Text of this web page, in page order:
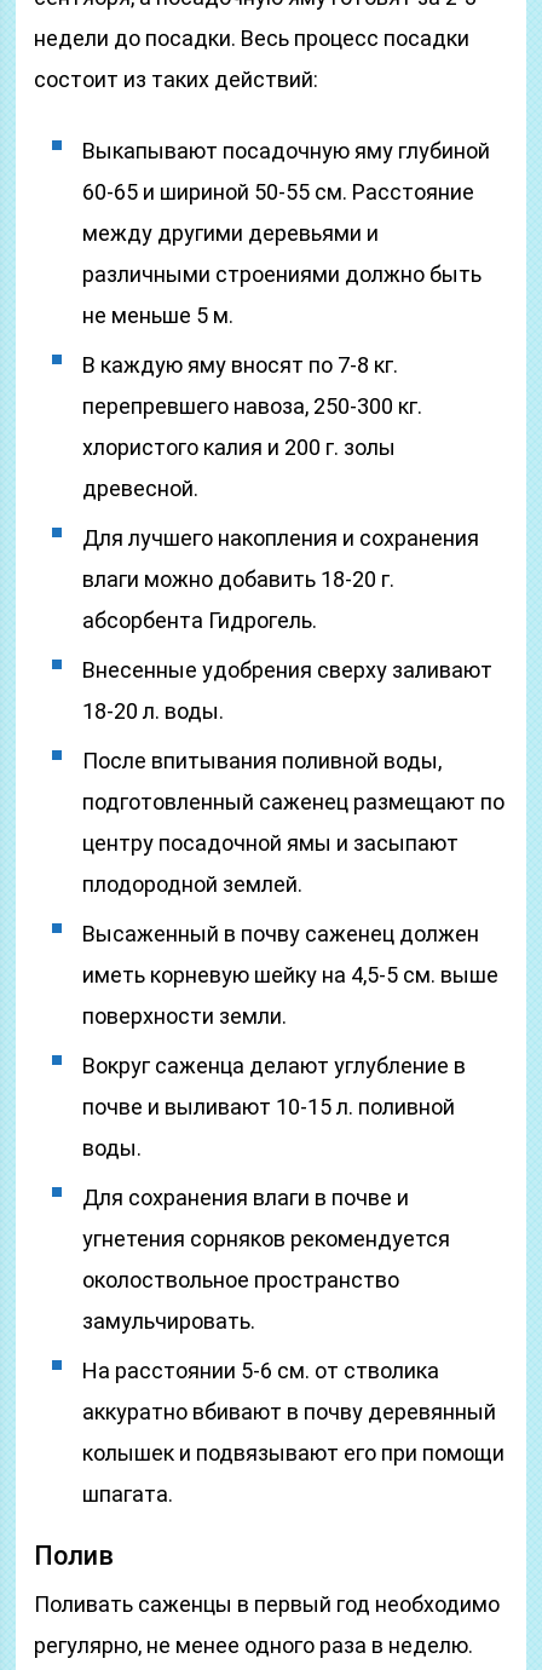
недели до посадки. Весь процесс посадки
состоит из таких действий:
Выкапывают посадочную яму глубиной
60-65 и шириной 50-55 см. Расстояние
между другими деревьями и
различными строениями должно быть
не меньше 5 м.
В каждую яму вносят по 7-8 кг.
перепревшего навоза, 250-300 кг.
хлористого калия и 200 г. золы
древесной.
Для лучшего накопления и сохранения
влаги можно добавить 18-20 г.
абсорбента Гидрогель.
Внесенные удобрения сверху заливают
18-20 л. воды.
После впитывания поливной воды,
подготовленный саженец размещают по
центру посадочной ямы и засыпают
плодородной землей.
Высаженный в почву саженец должен
иметь корневую шейку на 4,5-5 см. выше
поверхности земли.
Вокруг саженца делают углубление в
почве и выливают 10-15 л. поливной
воды.
Для сохранения влаги в почве и
угнетения сорняков рекомендуется
околоствольное пространство
замульчировать.
На расстоянии 5-6 см. от стволика
аккуратно вбивают в почву деревянный
колышек и подвязывают его при помощи
шпагата.
Полив
Поливать саженцы в первый год необходимо
регулярно, не менее одного раза в неделю.